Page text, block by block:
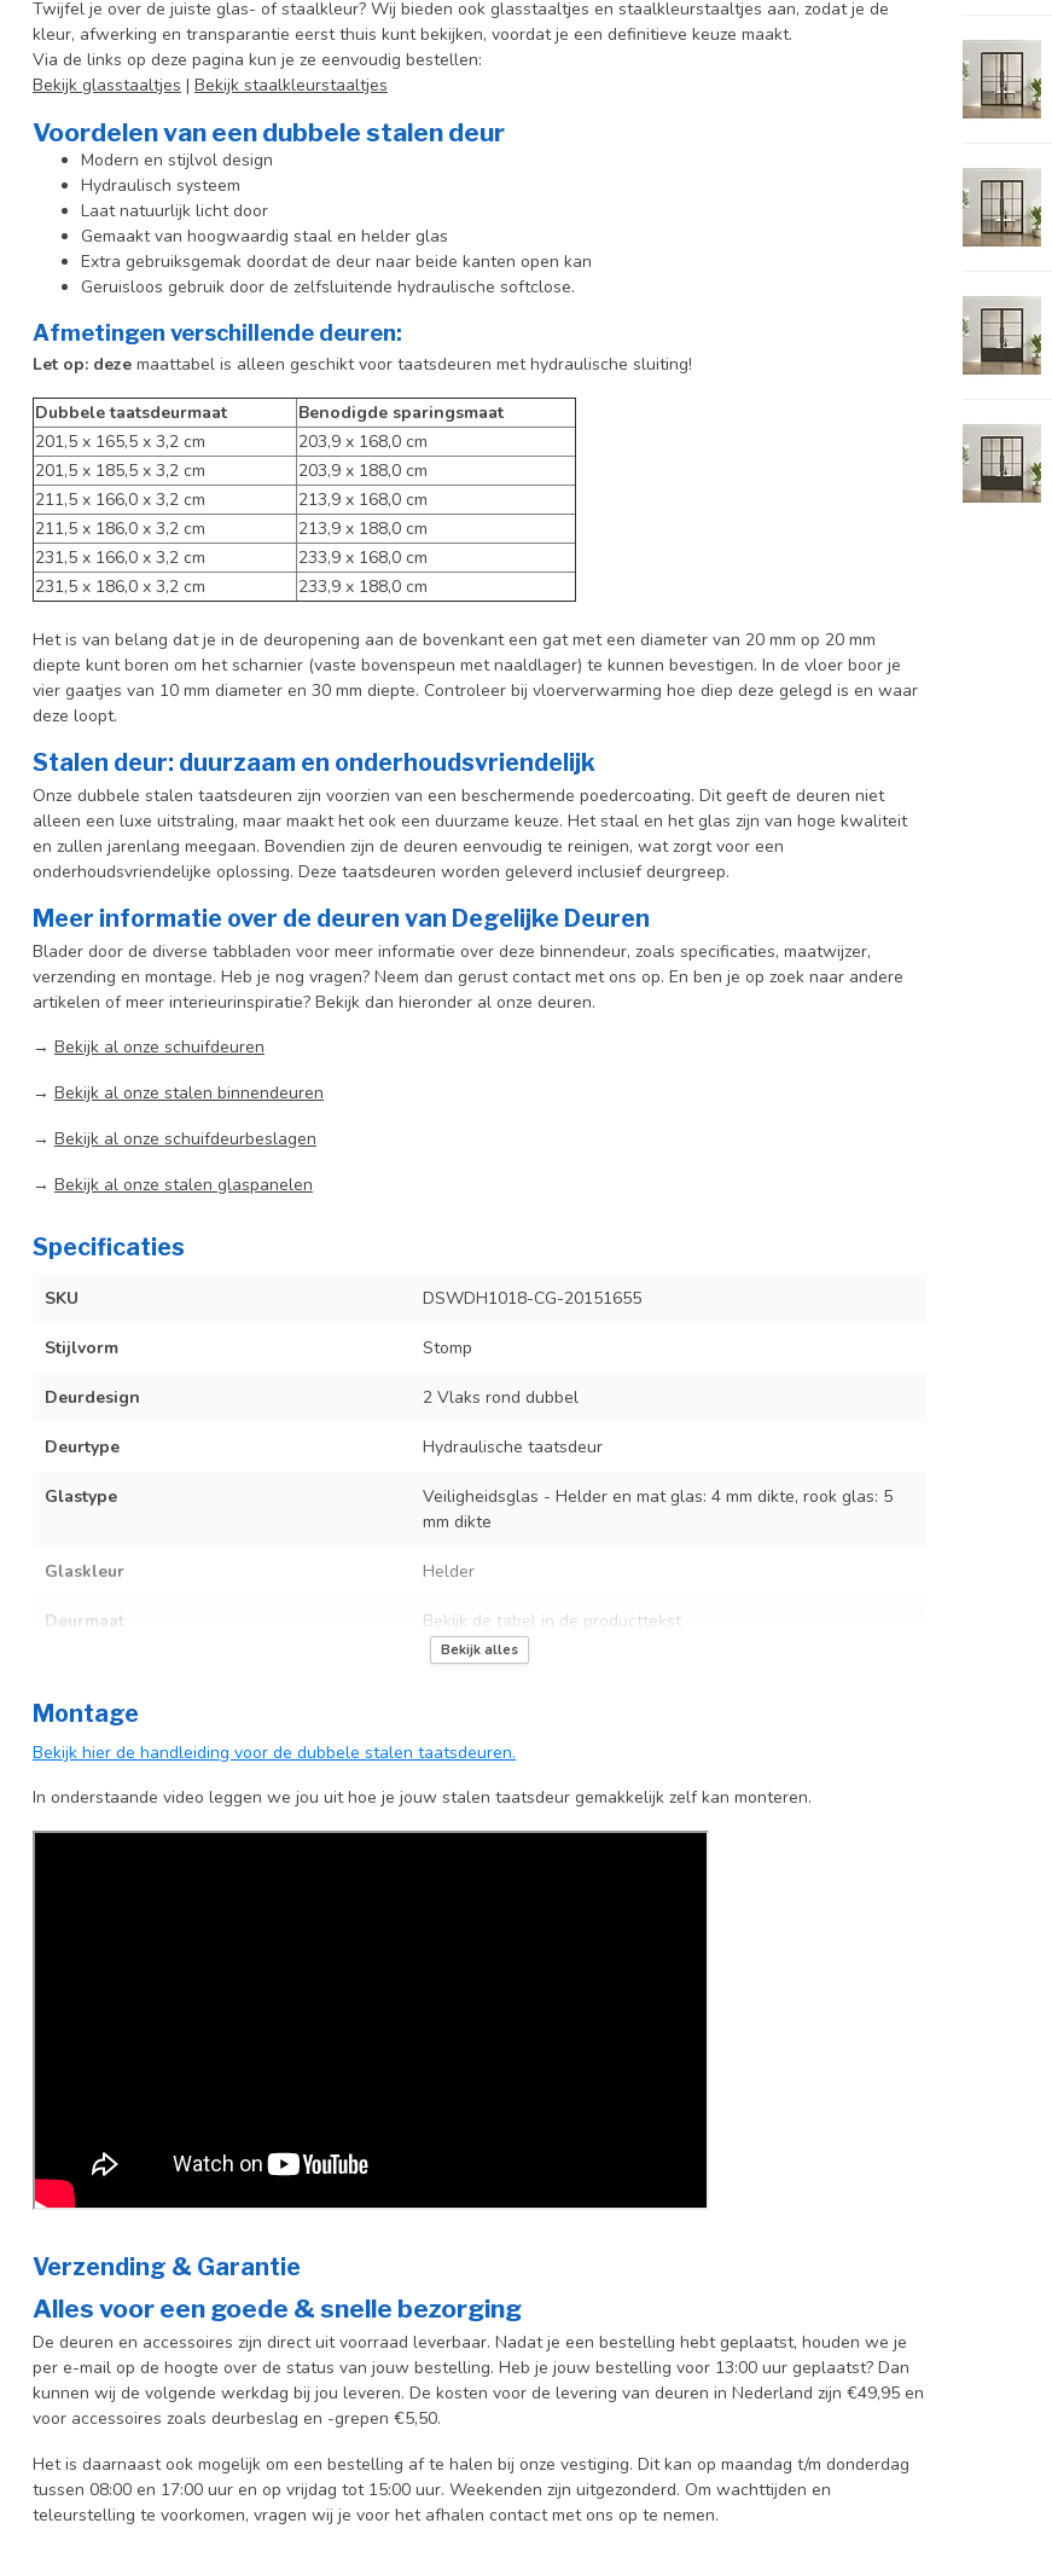
Twijfel je over de juiste glas- of staalkleur? Wij bieden ook glasstaaltjes en staalkleurstaaltjes aan, zodat je de
kleur, afwerking en transparantie eerst thuis kunt bekijken, voordat je een definitieve keuze maakt.
Via de links op deze pagina kun je ze eenvoudig bestellen:
Bekijk glasstaaltjes | Bekijk staalkleurstaaltjes
Voordelen van een dubbele stalen deur
Modern en stijlvol design
Hydraulisch systeem
Laat natuurlijk licht door
Gemaakt van hoogwaardig staal en helder glas
Extra gebruiksgemak doordat de deur naar beide kanten open kan
Geruisloos gebruik door de zelfsluitende hydraulische softclose.
Afmetingen verschillende deuren:
Let op: deze maattabel is alleen geschikt voor taatsdeuren met hydraulische sluiting!
Dubbele taatsdeurmaat
Benodigde sparingsmaat
201,5 x 165,5 x 3,2 cm
203,9 x 168,0 cm
201,5 x 185,5 x 3,2 cm
203,9 x 188,0 cm
211,5 x 166,0 x 3,2 cm
213,9 x 168,0 cm
211,5 x 186,0 x 3,2 cm
213,9 x 188,0 cm
231,5 x 166,0 x 3,2 cm
233,9 x 168,0 cm
231,5 x 186,0 x 3,2 cm
233,9 x 188,0 cm
Het is van belang dat je in de deuropening aan de bovenkant een gat met een diameter van 20 mm op 20 mm
diepte kunt boren om het scharnier (vaste bovenspeun met naaldlager) te kunnen bevestigen. In de vloer boor je
vier gaatjes van 10 mm diameter en 30 mm diepte. Controleer bij vloerverwarming hoe diep deze gelegd is en waar
deze loopt.
Stalen deur: duurzaam en onderhoudsvriendelijk
Onze dubbele stalen taatsdeuren zijn voorzien van een beschermende poedercoating. Dit geeft de deuren niet
alleen een luxe uitstraling, maar maakt het ook een duurzame keuze. Het staal en het glas zijn van hoge kwaliteit
en zullen jarenlang meegaan. Bovendien zijn de deuren eenvoudig te reinigen, wat zorgt voor een
onderhoudsvriendelijke oplossing. Deze taatsdeuren worden geleverd inclusief deurgreep.
Meer informatie over de deuren van Degelijke Deuren
Blader door de diverse tabbladen voor meer informatie over deze binnendeur, zoals specificaties, maatwijzer,
verzending en montage. Heb je nog vragen? Neem dan gerust contact met ons op. En ben je op zoek naar andere
artikelen of meer interieurinspiratie? Bekijk dan hieronder al onze deuren.
→ Bekijk al onze schuifdeuren
→ Bekijk al onze stalen binnendeuren
→ Bekijk al onze schuifdeurbeslagen
→ Bekijk al onze stalen glaspanelen
Specificaties
SKU DSWDH1018-CG-20151655
Stijlvorm Stomp
Deurdesign 2 Vlaks rond dubbel
Deurtype Hydraulische taatsdeur
Glastype
Veiligheidsglas - Helder en mat glas: 4 mm dikte, rook glas: 5
mm dikte
Glaskleur Helder
Deurmaat Bekijk de tabel in de producttekst
Niet van toepassing
Incl. deurgreep
Afdekkap vloerscharnier (uitsluitend
taatsdeuren)
Bekijk alles
Montage
Bekijk hier de handleiding voor de dubbele stalen taatsdeuren.
In onderstaande video leggen we jou uit hoe je jouw stalen taatsdeur gemakkelijk zelf kan monteren.
Verzending & Garantie
Alles voor een goede & snelle bezorging
De deuren en accessoires zijn direct uit voorraad leverbaar. Nadat je een bestelling hebt geplaatst, houden we je
per e-mail op de hoogte over de status van jouw bestelling. Heb je jouw bestelling voor 13:00 uur geplaatst? Dan
kunnen wij de volgende werkdag bij jou leveren. De kosten voor de levering van deuren in Nederland zijn €49,95 en
voor accessoires zoals deurbeslag en -grepen €5,50.
Het is daarnaast ook mogelijk om een bestelling af te halen bij onze vestiging. Dit kan op maandag t/m donderdag
tussen 08:00 en 17:00 uur en op vrijdag tot 15:00 uur. Weekenden zijn uitgezonderd. Om wachttijden en
teleurstelling te voorkomen, vragen wij je voor het afhalen contact met ons op te nemen.